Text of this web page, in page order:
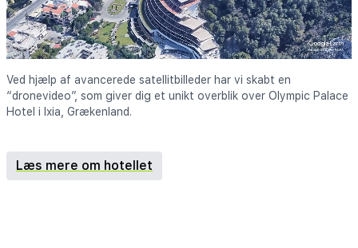
Ved hjælp af avancerede satellitbilleder har vi skabt en
“dronevideo”, som giver dig et unikt overblik over Olympic Palace
Hotel i Ixia, Grækenland.
Læs mere om hotellet